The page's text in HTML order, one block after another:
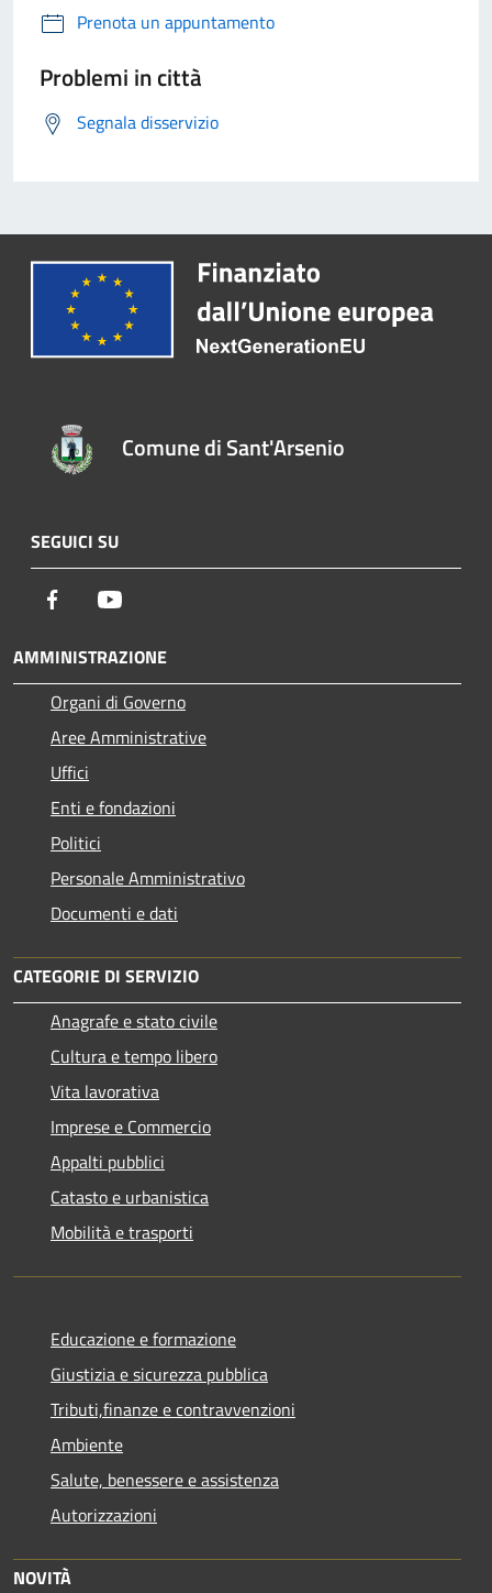
Prenota un appuntamento
Problemi in città
Segnala disservizio
Comune di Sant'Arsenio
SEGUICI SU
Facebook
AMMINISTRAZIONE
Organi di Governo
Aree Amministrative
Uffici
Enti e fondazioni
Politici
Personale Amministrativo
Documenti e dati
CATEGORIE DI SERVIZIO
Anagrafe e stato civile
Cultura e tempo libero
Vita lavorativa
Imprese e Commercio
Appalti pubblici
Catasto e urbanistica
Mobilità e trasporti
Educazione e formazione
Giustizia e sicurezza pubblica
Tributi,finanze e contravvenzioni
Ambiente
Salute, benessere e assistenza
Autorizzazioni
NOVITÀ